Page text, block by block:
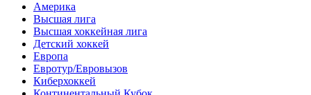
Америка
Высшая лига
Высшая хоккейная лига
Детский хоккей
Европа
Евротур/Евровызов
Киберхоккей